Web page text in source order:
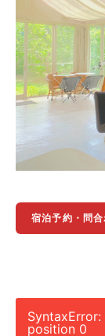
宿泊予約・問
position 0